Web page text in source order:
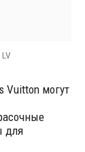
Vuitton могут
для